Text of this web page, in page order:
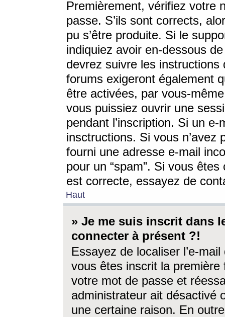
Premièrement, vérifiez votre
passe. S’ils sont corrects,
pu s’être produite. Si le
indiquiez avoir en-dessous
devrez suivre les
forums exigeront également
être activées, par vous-
vous puissiez ouvrir une
pendant l’inscription. Si un
insctructions. Si vous n’avez
fourni une adresse e-mail
pour un “spam”. Si vous
est correcte, essayez de
Haut
» Je me suis inscrit dans
connecter à présent ?!
Essayez de localiser l’e-
vous êtes inscrit la première
votre mot de passe et
administrateur ait désactivé
une certaine raison. En